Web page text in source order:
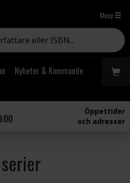
Meny
Nyheter & Kommande
Öppettider
och adresser